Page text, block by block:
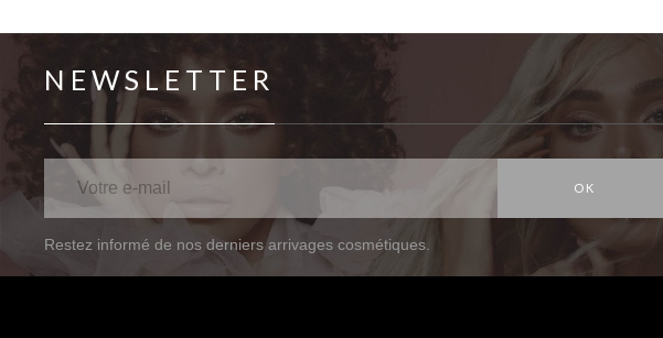
NEWSLETTER
OK
Restez informé de nos derniers arrivages cosmétiques.